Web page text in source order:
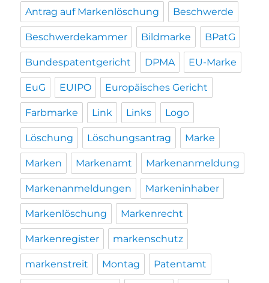
Antrag auf Markenlöschung Beschwerde
Beschwerdekammer Bildmarke BPatG
Bundespatentgericht DPMA EU-Marke
EuG EUIPO Europäisches Gericht
Farbmarke Link Links Logo
Löschung Löschungsantrag Marke
Marken Markenamt Markenanmeldung
Markenanmeldungen Markeninhaber
Markenlöschung Markenrecht
Markenregister markenschutz
markenstreit Montag Patentamt